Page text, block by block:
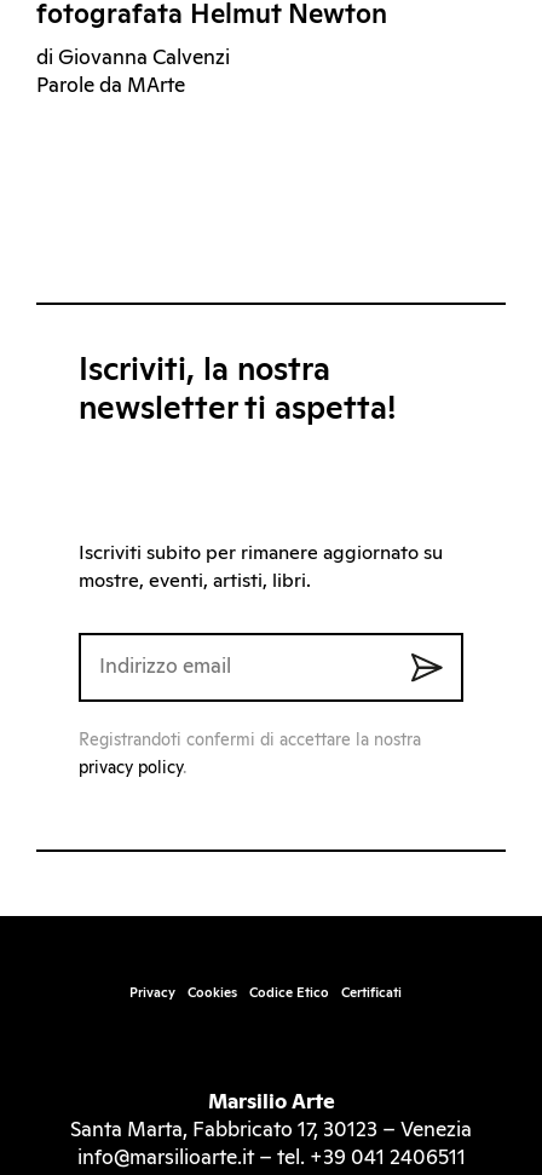
fotografata Helmut Newton
di Giovanna Calvenzi
Parole da MArte
Iscriviti, la nostra
newsletter ti aspetta!
Iscriviti subito per rimanere aggiornato su
mostre, eventi, artisti, libri.
Registrandoti confermi di accettare la nostra
privacy policy.
Privacy Cookies Codice Etico Certificati
Marsilio Arte
Santa Marta, Fabbricato 17, 30123 – Venezia
info@marsilioarte.it – tel. +39 041 2406511